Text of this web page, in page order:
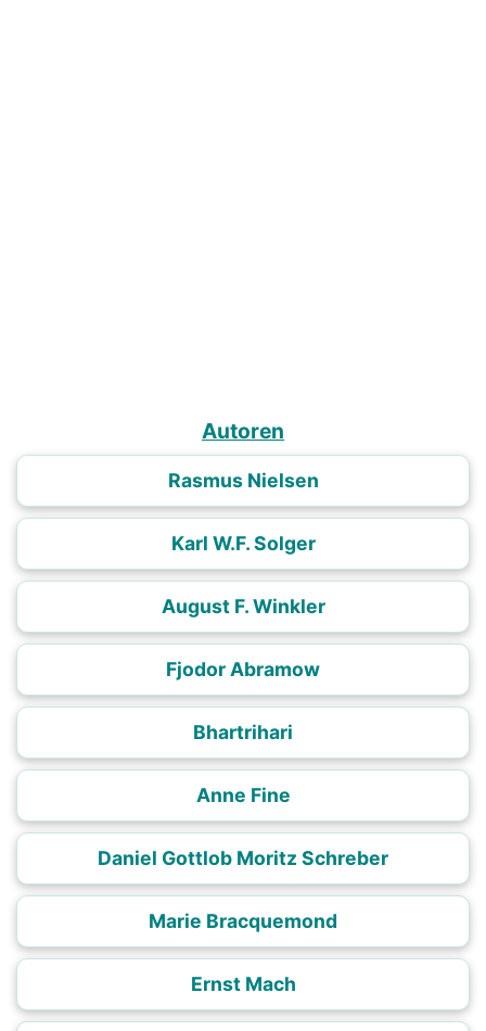
Autoren
Rasmus Nielsen
Karl W.F. Solger
August F. Winkler
Fjodor Abramow
Bhartrihari
Anne Fine
Daniel Gottlob Moritz Schreber
Marie Bracquemond
Ernst Mach